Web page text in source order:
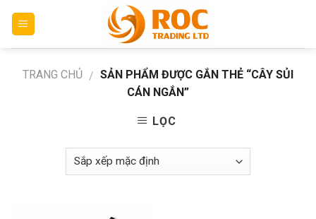
TRANG CHỦ / SẢN PHẨM ĐƯỢC GẮN THẺ “CÂY SỦI
CÁN NGẮN”
LỌC